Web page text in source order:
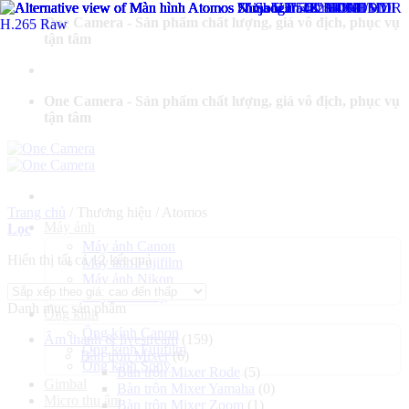
Bỏ
dung
One Camera - Sản phẩm chất lượng, giá vô địch, phục vụ
tận tâm
One Camera - Sản phẩm chất lượng, giá vô địch, phục vụ
tận tâm
Máy ảnh Canon
Máy ảnh Fujifilm
Máy ảnh Nikon
Máy ảnh Sony
Ống kính
Ống kính Canon
Ống kính Fujifilm
Ống kính Sony
Micro thu âm
Trang chủ Thương hiệu
Atomos
Lọc
Hiển thị tất cả 12 kết quả Đã
sắp
xếp
cao
đến
thấp
Danh mục sản phẩm
Âm thanh & livestream (159)
Bàn trộn Mixer (6)
Bàn trộn Mixer Rode (5)
Bàn trộn Mixer Yamaha (0)
Bàn trộn Mixer Zoom (1)